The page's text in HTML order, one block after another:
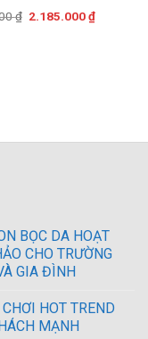
₫ Giá
2.185.000₫Giá
hiện
BỌC DA HOẠT
CHO TRƯỜNG
GIA ĐÌNH
HOT TREND
MẠNH